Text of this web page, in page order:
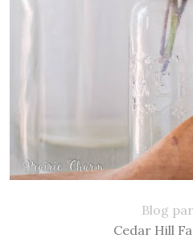
Blog
Cedar Hill